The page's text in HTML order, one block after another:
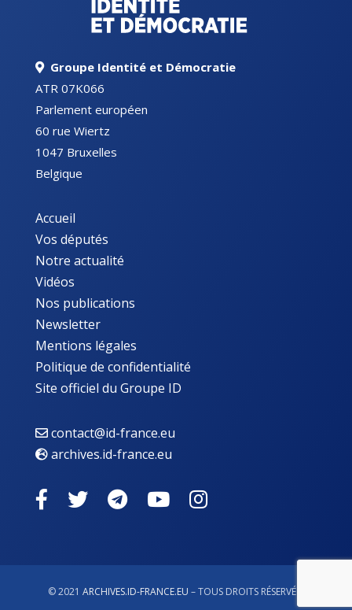
Groupe Identité et Démocratie
ATR 07K066
Parlement européen
60 rue Wiertz
1047 Bruxelles
Belgique
Accueil
Vos députés
Notre actualité
Vidéos
Nos publications
Newsletter
Mentions légales
Politique de confidentialité
Site officiel du Groupe ID
contact@id-france.eu
archives.id-france.eu
© 2021ARCHIVES.ID-FRANCE.EU – TOUS DROITS RÉSERVÉS.